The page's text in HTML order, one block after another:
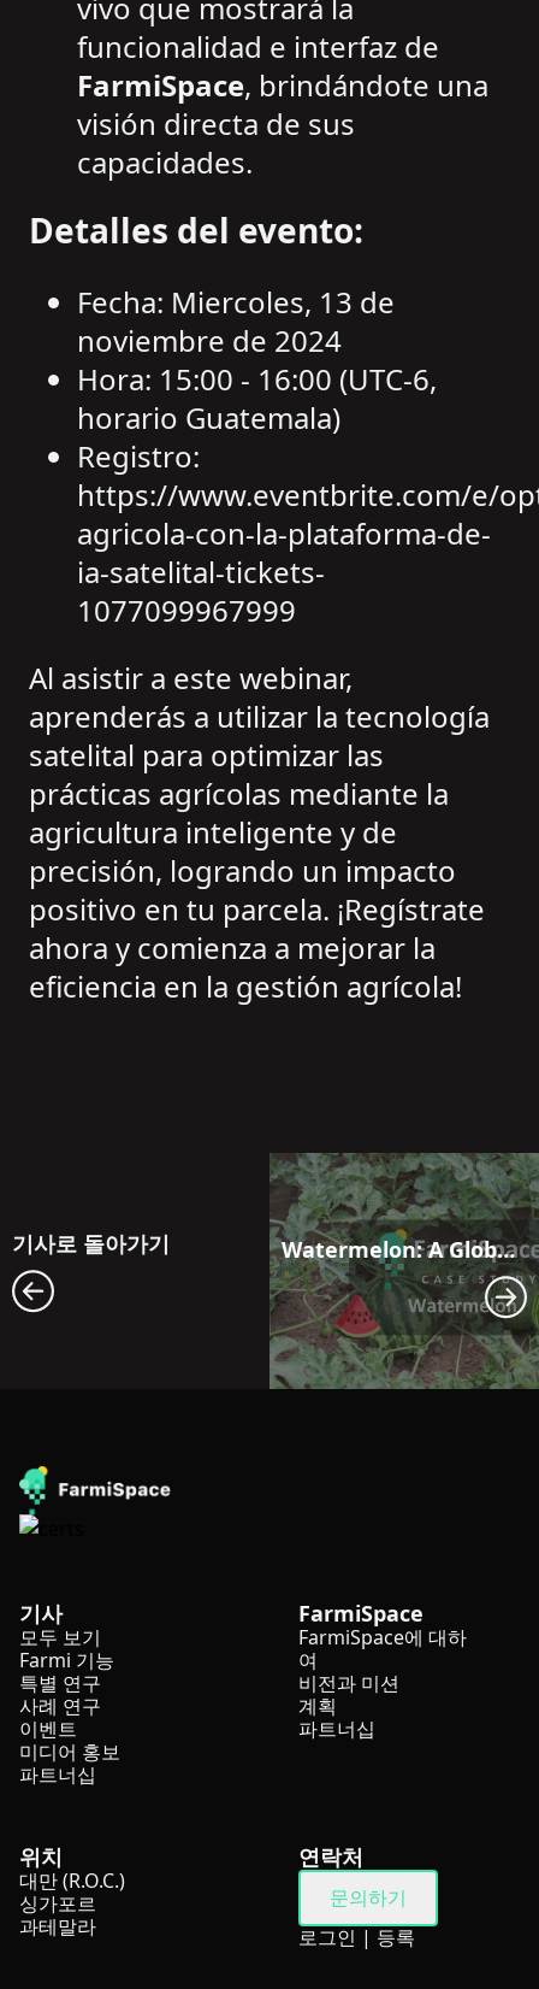
vivo que mostrará la
funcionalidad e interfaz de
FarmiSpace, brindándote una
visión directa de sus
capacidades.
Detalles del evento:
Fecha: Miercoles, 13 de
noviembre de 2024
Hora: 15:00 - 16:00 (UTC-6,
horario Guatemala)
Registro:
https://www.eventbrite.com/e/
agricola-con-la-plataforma-de-
ia-satelital-tickets-
1077099967999
Al asistir a este webinar,
aprenderás a utilizar la tecnología
satelital para optimizar las
prácticas agrícolas mediante la
agricultura inteligente y de
precisión, logrando un impacto
positivo en tu parcela. ¡Regístrate
ahora y comienza a mejorar la
eficiencia en la gestión agrícola!
기사로 돌아가기 Watermelon: A Global Favorite with Health Benefits and Culinary Versatility
기사
모두 보기
Farmi 기능
특별 연구
사례 연구
이벤트
미디어 홍보
파트너십
FarmiSpace
FarmiSpace에 대하
여
비전과 미션
계획
파트너십
위치
대만 (R.O.C.)
싱가포르
과테말라
연락처
문의하기
로그인 | 등록